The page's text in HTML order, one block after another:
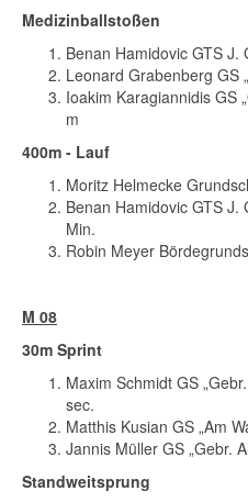
Medizinballstoßen
Benan Hamidovic GTS
Leonard Grabenberg GS
Ioakim Karagiannidis GS
m
400m - Lauf
Moritz Helmecke
Benan Hamidovic GTS
Min.
Robin Meyer
M 08
30m Sprint
Maxim Schmidt GS
sec.
Matthis Kusian GS „Am
Jannis Müller GS „Gebr.
Standweitsprung